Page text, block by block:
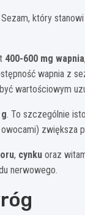
który
400-600 mg wapnia
wapnia z
wartościowym
. To szczególnie
zwiększa
, cynku oraz
nerwowego.